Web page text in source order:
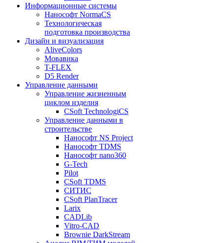
Информационные системы
Нанософт NormaCS
Технологическая
подготовка производства
Дизайн и визуализация
AliveColors
Мовавика
T-FLEX
D5 Render
Управление данными
Управление жизненным
циклом изделия
CSoft TechnologiCS
Управление данными в
строительстве
Нанософт NS Project
Нанософт TDMS
Нанософт nano360
G-Tech
Pilot
CSoft TDMS
СИТИС
CSoft PlanTracer
Larix
CADLib
Vitro-CAD
Brownie DarkStream